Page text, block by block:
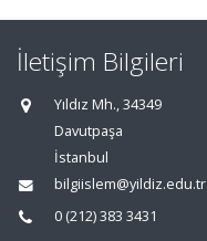
İletişim Bilgileri
Yıldız Mh., 34349
Davutpaşa
İstanbul
bilgiislem@yildiz.edu.tr
0 (212) 383 3431